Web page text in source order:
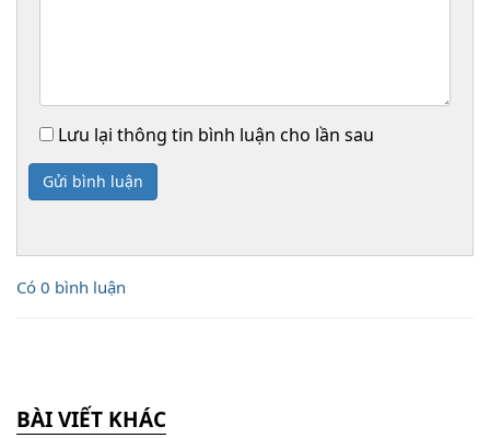
Lưu lại thông tin bình luận cho lần sau
Gửi bình luận
Có 0 bình luận
BÀI VIẾT KHÁC